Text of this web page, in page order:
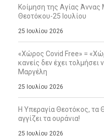
Κοίμηση της Αγίας
Θεοτόκου-25 Ιουλίου
25 Ιουλίου 2026
«Χώρος Covid Free» =
κανείς δεν έχει
Μαργέλη
25 Ιουλίου 2026
Η Υπεραγία Θεοτόκος, τα
αγγίζει τα ουράνια!
25 Ιουλίου 2026